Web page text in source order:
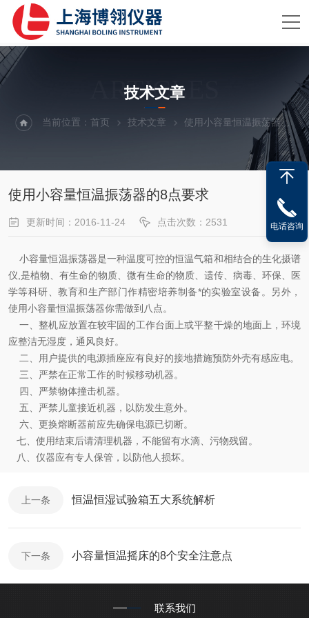
ARTICLES
技术文章
当前位置：首页 技术文章 使用小容量恒温振荡器的8点要求
使用小容量恒温振荡器的8点要求
更新时间：2016-11-24 点击次数：2531
小容量恒温振荡器是一种温度可控的恒温气箱和相结合的生化摄谱
仪,是植物、有生命的物质、微有生命的物质、遗传、病毒、环保、医
学等科研、教育和生产部门作精密培养制备*的实验室设备。另外，
使用小容量恒温振荡器你需做到八点。
一、整机应放置在较牢固的工作台面上或平整干燥的地面上，环境
应整洁无湿度，通风良好。
二、用户提供的电源插座应有良好的接地措施预防外壳有感应电。
三、严禁在正常工作的时候移动机器。
四、严禁物体撞击机器。
五、严禁儿童接近机器，以防发生意外。
六、更换熔断器前应先确保电源已切断。
七、使用结束后请清理机器，不能留有水滴、污物残留。
八、仪器应有专人保管，以防他人损坏。
上一条 恒温恒湿试验箱五大系统解析
下一条 小容量恒温摇床的8个安全注意点
联系我们
电话咨询